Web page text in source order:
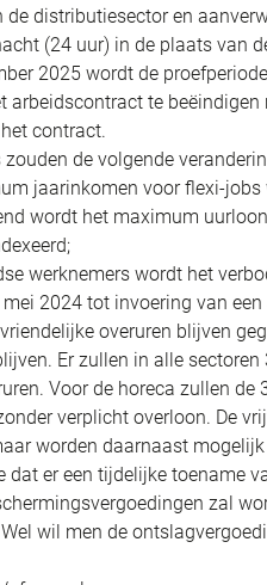
de distributiesector en
(24 uur) in de plaats van
2025 wordt de
arbeidscontract te
contract.
de volgende
jaarinkomen voor flexi-
wordt het maximum
werknemers wordt het
mei 2024 tot invoering van
overuren blijven
Er zullen in alle
Voor de horeca zullen
verplicht overloon. De
worden daarnaast
dat er een tijdelijke toename
zal
wil men de